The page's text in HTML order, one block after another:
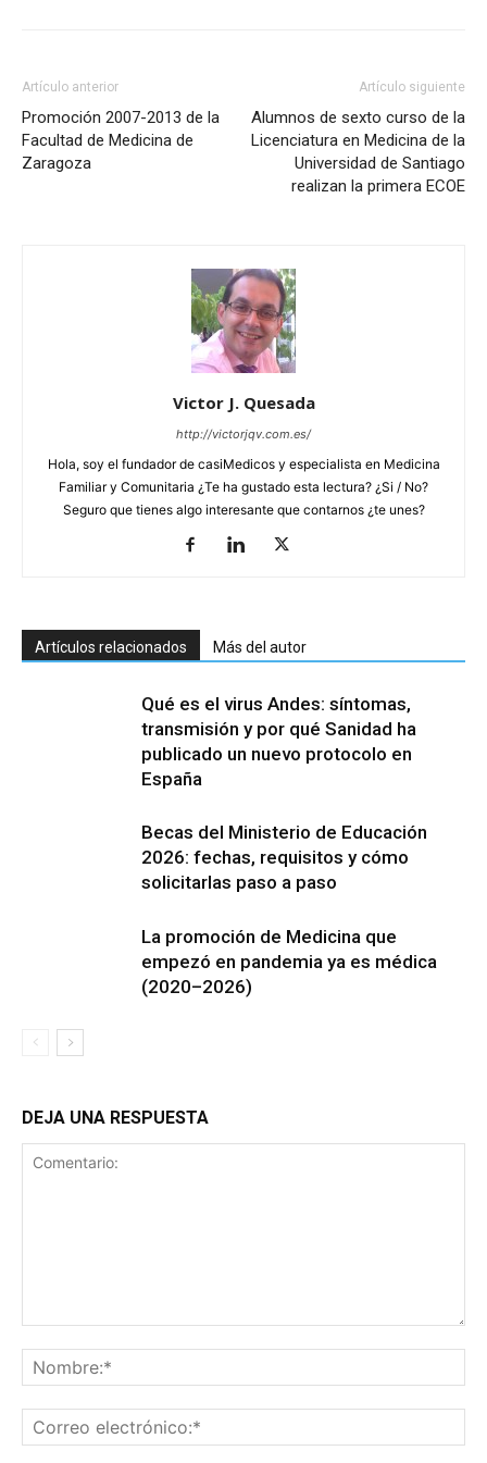
Artículo anterior
Promoción 2007-2013 de la
Facultad de Medicina de
Zaragoza
Artículo siguiente
Alumnos de sexto curso de la
Licenciatura en Medicina de la
Universidad de Santiago
realizan la primera ECOE
Victor J. Quesada
http://victorjqv.com.es/
Hola, soy el fundador de casiMedicos y especialista en Medicina
Familiar y Comunitaria ¿Te ha gustado esta lectura? ¿Si / No?
Seguro que tienes algo interesante que contarnos ¿te unes?
Artículos relacionados Más del autor
Qué es el virus Andes: síntomas,
transmisión y por qué Sanidad ha
publicado un nuevo protocolo en
España
Becas del Ministerio de Educación
2026: fechas, requisitos y cómo
solicitarlas paso a paso
La promoción de Medicina que
empezó en pandemia ya es médica
(2020–2026)
DEJA UNA RESPUESTA